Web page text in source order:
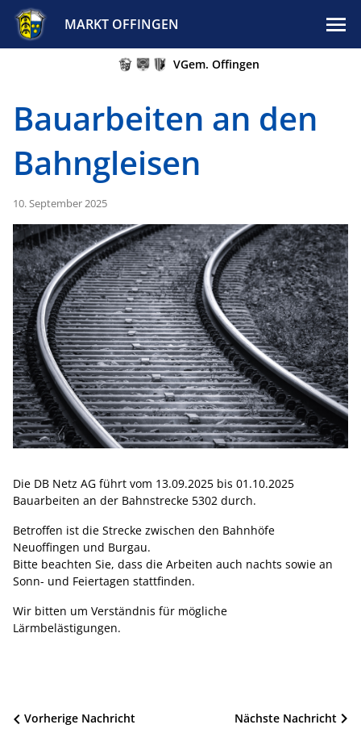
MARKT OFFINGEN
VGem. Offingen
Bauarbeiten an den
Bahngleisen
10. September 2025
Die DB Netz AG führt vom 13.09.2025 bis 01.10.2025
Bauarbeiten an der Bahnstrecke 5302 durch.
Betroffen ist die Strecke zwischen den Bahnhöfe
Neuoffingen und Burgau.
Bitte beachten Sie, dass die Arbeiten auch nachts sowie an
Sonn- und Feiertagen stattfinden.
Wir bitten um Verständnis für mögliche
Lärmbelästigungen.
Beitragsnavigation Nächste Nachricht
Vorherige Nachricht